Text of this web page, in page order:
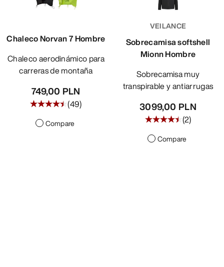
Chaleco Norvan 7 Hombre
Chaleco aerodinámico para
carreras de montaña
749,00 PLN
(49)
Compare
VEILANCE
Sobrecamisa softshell
Mionn Hombre
Sobrecamisa muy
transpirable y antiarrugas
3099,00 PLN
(2)
Compare